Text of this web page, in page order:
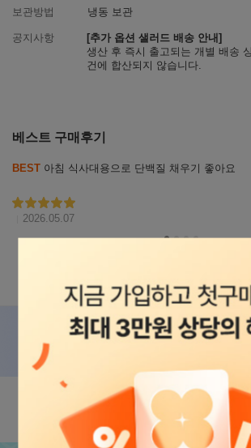
보관방법 냉동 보관
공지사항
[추가 옵션 샐러드 배송 안내]
생산 후 즉시 출고되는 개별 배송
건에 합산되지 않습니다.
베스트 구매후기
별점5
2026.05.07
BEST 아침 식사대용으로 단백질 채우기 좋아요
리뷰
보기
상세정보 리뷰